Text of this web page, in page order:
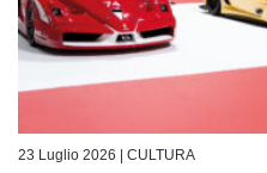
23 Luglio 2026 | CULTURA